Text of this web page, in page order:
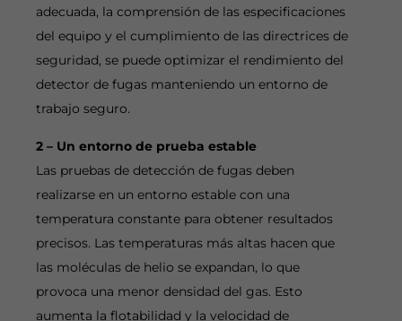
adecuada, la comprensión de las especificaciones
del equipo y el cumplimiento de las directrices de
seguridad, se puede optimizar el rendimiento del
detector de fugas manteniendo un entorno de
trabajo seguro.
2 – Un entorno de prueba estable
Las pruebas de detección de fugas deben
realizarse en un entorno estable con una
temperatura constante para obtener resultados
precisos. Las temperaturas más altas hacen que
las moléculas de helio se expandan, lo que
provoca una menor densidad del gas. Esto
aumenta la flotabilidad y la velocidad de